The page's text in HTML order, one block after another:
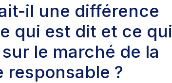
il une différence
qui est dit et ce qui
le marché de la
responsable ?